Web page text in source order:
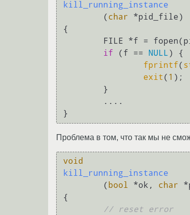
kill_running_instance
( char *pid_file)
{
FILE *f =
if (f == NULL) {
fprintf(
exit ( 1 );
Проблема в том, что так мы не
void
kill_running_instance
( bool *ok, char
{
// reset error